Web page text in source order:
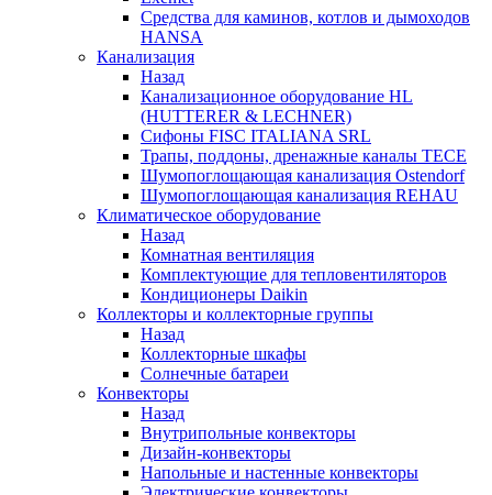
Средства для каминов, котлов и дымоходов
HANSA
Канализация
Назад
Канализационное оборудование HL
(HUTTERER & LECHNER)
Сифоны FISC ITALIANA SRL
Трапы, поддоны, дренажные каналы TECE
Шумопоглощающая канализация Ostendorf
Шумопоглощающая канализация REHAU
Климатическое оборудование
Назад
Комнатная вентиляция
Комплектующие для тепловентиляторов
Кондиционеры Daikin
Коллекторы и коллекторные группы
Назад
Коллекторные шкафы
Солнечные батареи
Конвекторы
Назад
Внутрипольные конвекторы
Дизайн-конвекторы
Напольные и настенные конвекторы